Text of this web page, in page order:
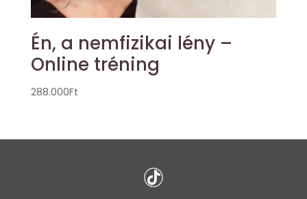
Én, a nemfizikai lény –
Online tréning
288.000Ft